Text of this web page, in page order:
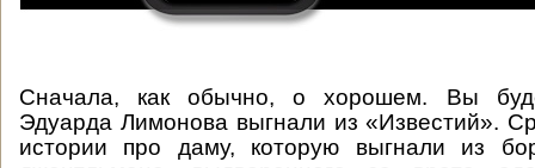
Сначала, как обычно, о хорошем. Вы
Эдуарда Лимонова выгнали из «Известий».
истории про даму, которую выгнали из